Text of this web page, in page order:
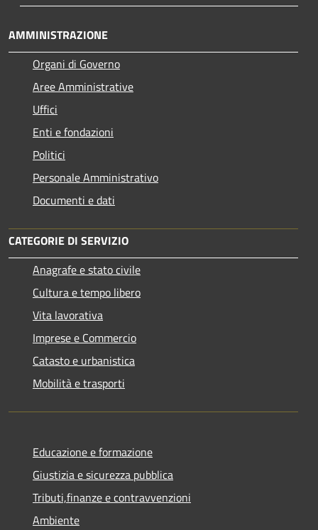
AMMINISTRAZIONE
Organi di Governo
Aree Amministrative
Uffici
Enti e fondazioni
Politici
Personale Amministrativo
Documenti e dati
CATEGORIE DI SERVIZIO
Anagrafe e stato civile
Cultura e tempo libero
Vita lavorativa
Imprese e Commercio
Catasto e urbanistica
Mobilità e trasporti
Educazione e formazione
Giustizia e sicurezza pubblica
Tributi,finanze e contravvenzioni
Ambiente